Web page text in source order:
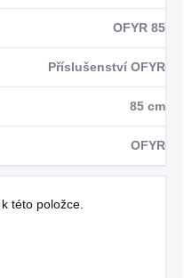
OFYR 85
Příslušenství OFYR
85 cm
OFYR
této položce.